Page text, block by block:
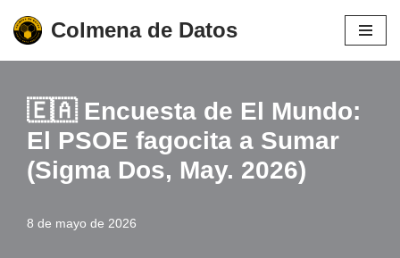
Saltar
contenido
Colmena de Datos
🇪🇦 Encuesta de El Mundo:
El PSOE fagocita a Sumar
(Sigma Dos, May. 2026)
8 de mayo de 2026